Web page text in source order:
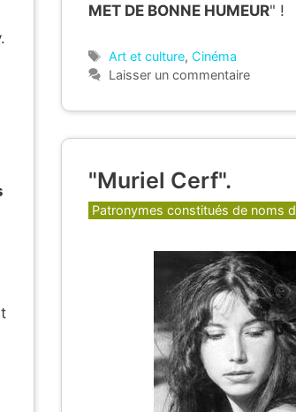
MET DE BONNE HUMEUR" !
Étiquettes
Art et culture, Cinéma
Laisser un commentaire
"Muriel Cerf".
Catégories
Patronymes constitués de noms